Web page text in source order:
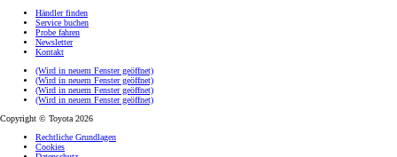
Händler finden
Service buchen
Probe fahren
Newsletter
Kontakt
(Wird in neuem Fenster geöffnet)
(Wird in neuem Fenster geöffnet)
(Wird in neuem Fenster geöffnet)
(Wird in neuem Fenster geöffnet)
Copyright © Toyota 2026
Rechtliche Grundlagen
Cookies